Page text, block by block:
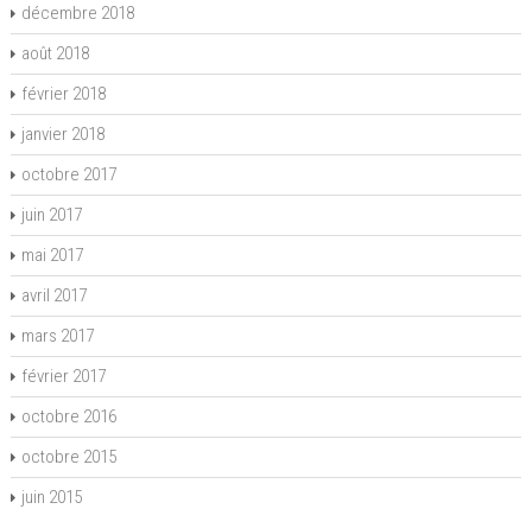
décembre 2018
août 2018
février 2018
janvier 2018
octobre 2017
juin 2017
mai 2017
avril 2017
mars 2017
février 2017
octobre 2016
octobre 2015
juin 2015